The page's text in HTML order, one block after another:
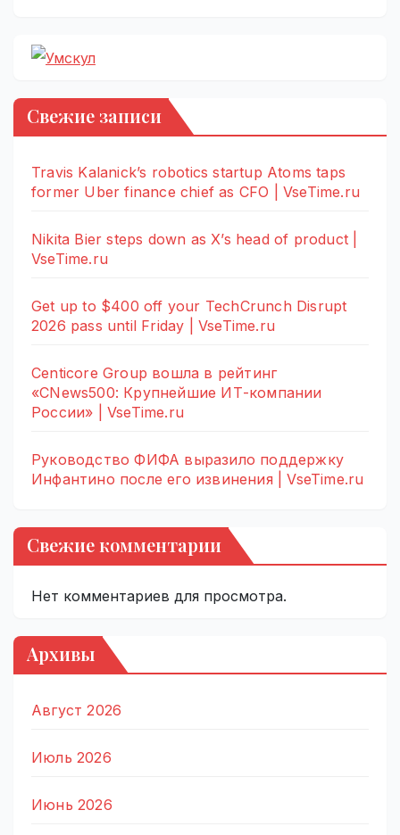
Свежие записи
Travis Kalanick’s robotics startup Atoms taps
former Uber finance chief as CFO | VseTime.ru
Nikita Bier steps down as X’s head of product |
VseTime.ru
Get up to $400 off your TechCrunch Disrupt
2026 pass until Friday | VseTime.ru
Centicore Group вошла в рейтинг
«CNews500: Крупнейшие ИТ-компании
России» | VseTime.ru
Руководство ФИФА выразило поддержку
Инфантино после его извинения | VseTime.ru
Свежие комментарии
Нет комментариев для просмотра.
Архивы
Август 2026
Июль 2026
Июнь 2026